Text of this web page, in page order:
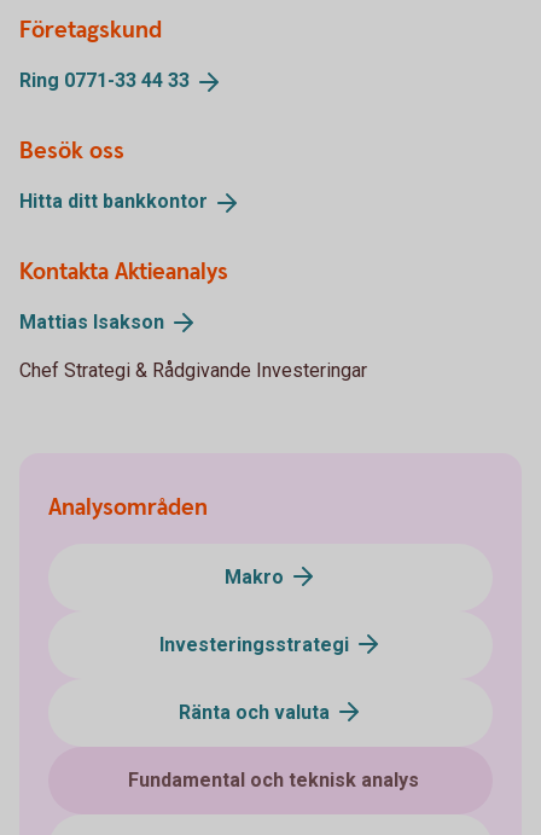
Företagskund
Ring 0771-33 44 33
Besök oss
Hitta ditt bankkontor
Kontakta Aktieanalys
Mattias Isakson
Chef Strategi & Rådgivande Investeringar
Analysområden
Makro
Investeringsstrategi
Ränta och valuta
Fundamental och teknisk analys